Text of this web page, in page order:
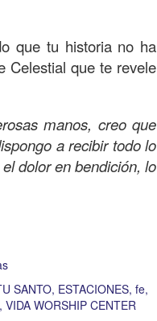
que tu historia no ha
Celestial que te revele
manos, creo que
a recibir todo lo
dolor en bendición, lo
SANTO ESTACIONES fe
VIDA WORSHIP CENTER
es sin fingimiento,
lo declaro en el
”. Romanos 12:9